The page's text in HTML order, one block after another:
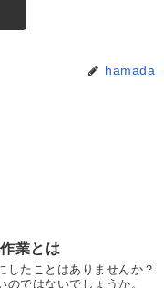
hamada
業とは
したことはありませんか？
ではないでしょうか。